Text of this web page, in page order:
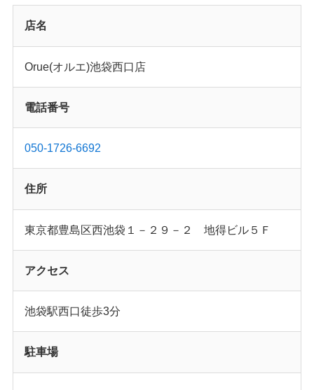
店名
Orue(オルエ)池袋西口店
電話番号
050-1726-6692
住所
東京都豊島区西池袋１－２９－２ 地得ビル５Ｆ
アクセス
池袋駅西口徒歩3分
駐車場